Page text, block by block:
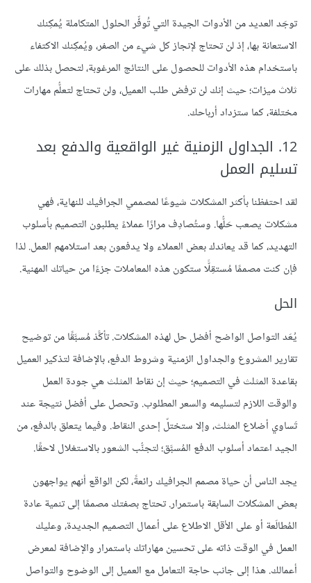
توجَد العديد من الأدوات الجيدة التي تُوفِّر الحلول المتكاملة يُمكِنك
الاستعانة بها، إذ لن تحتاج لإنجاز كل شيء من الصفر، ويُمكِنك الاكتفاء
باستخدام هذه الأدوات للحصول على النتائج المرغوبة، لتحصل بذلك على
ثلاث ميزات؛ حيث إنك لن ترفض طلب العميل، ولن تحتاج لتعلُّم مهارات
مختلفة، كما ستزداد أرباحك.
12. الجداول الزمنية غير الواقعية والدفع بعد
تسليم العمل
لقد احتفظنا بأكثر المشكلات شيوعًا لمصممي الجرافيك للنهاية، فهي
مشكلات يصعب حَلُّها. وستُصادِف مرارًا عملاءً يطلبون التصميم بأسلوب
التهديد، كما قد يعاندك بعض العملاء ولا يدفعون بعد استلامهم العمل. لذا
فإن كنت مصممًا مُستقِلًّا ستكون هذه المعاملات جزءًا من حياتك المهنية.
الحل
يُعَد التواصل الواضح أفضل حل لهذه المشكلات. تأكَّدْ مُسبَّقًا من توضيح
تقارير المشروع والجداول الزمنية وشروط الدفع، بالإضافة لتذكير العميل
بقاعدة المثلث في التصميم؛ حيث إن نقاط المثلث هي جودة العمل
والوقت اللازم لتسليمه والسعر المطلوب. وتحصل على أفضل نتيجة عند
تَساوي أضلاع المثلث، وإلا ستختلّ إحدى النقاط. وفيما يتعلق بالدفع، من
الجيد اعتماد أسلوب الدفع المُسبَّق؛ لتجنُّب الشعور بالاستغلال لاحقًا.
يجد الناس أن حياة مصمم الجرافيك رائعةً، لكن الواقع أنهم يواجهون
بعض المشكلات السابقة باستمرار. تحتاج بصفتك مصممًا إلى تنمية عادة
المُطالَعة أو على الأقل الاطلاع على أعمال التصميم الجديدة، وعليك
العمل في الوقت ذاته على تحسين مهاراتك باستمرار والإضافة لمعرض
أعمالك. هذا إلى جانب حاجة التعامل مع العميل إلى الوضوح والتواصل